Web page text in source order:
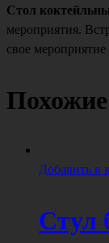
Стол
мероприятия.
свое
Добавить в
Стул